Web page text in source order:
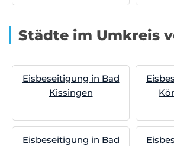
Städte im Umkreis
Eisbeseitigung in Bad
Kissingen
Eisbeseitigung in Bad